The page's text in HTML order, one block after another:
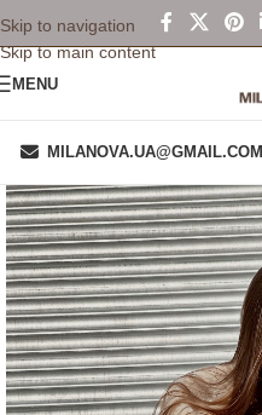
Skip to navigation
Skip to main content
MENU
MILANOVA.UA@GMAIL.COM